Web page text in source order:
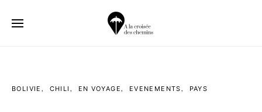
BOLIVIE CHILI EN VOYAGE EVENEMENTS PAYS